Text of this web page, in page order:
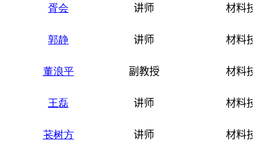
胥会 讲师 材料技术
郭静 讲师 材料技术
董浪平 副教授 材料技术
王磊 讲师 材料技术
苌树方 讲师 材料技术